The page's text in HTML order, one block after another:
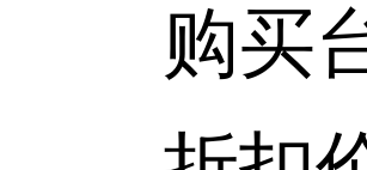
购买台